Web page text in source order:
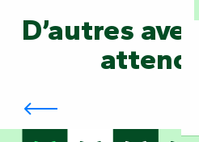
D’autres
Les